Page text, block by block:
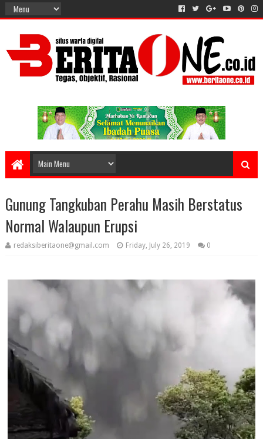
Gunung Tangkuban Perahu Masih Berstatus
Normal Walaupun Erupsi
redaksiberitaone@gmail.com Friday, July 26, 2019 0